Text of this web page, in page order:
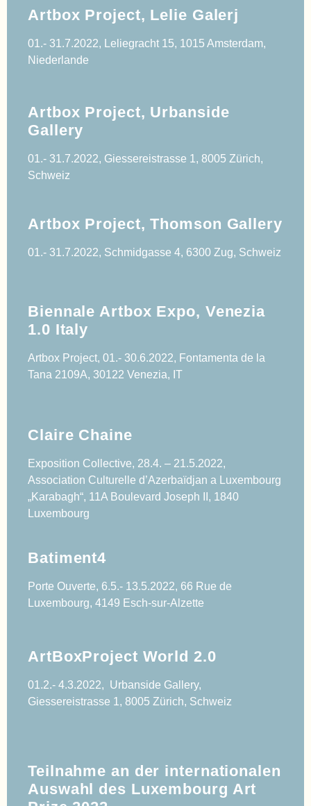
Artbox Project, Lelie Galerj
01.- 31.7.2022, Leliegracht 15, 1015 Amsterdam,
Niederlande
Artbox Project, Urbanside
Gallery
01.- 31.7.2022, Giessereistrasse 1, 8005 Zürich,
Schweiz
Artbox Project, Thomson Gallery
01.- 31.7.2022, Schmidgasse 4, 6300 Zug, Schweiz
Biennale Artbox Expo, Venezia
1.0 Italy
Artbox Project, 01.- 30.6.2022, Fontamenta de la
Tana 2109A, 30122 Venezia, IT
Claire Chaine
Exposition Collective, 28.4. – 21.5.2022,
Association Culturelle d’Azerbaïdjan a Luxembourg
„Karabagh“, 11A Boulevard Joseph II, 1840
Luxembourg
Batiment4
Porte Ouverte, 6.5.- 13.5.2022, 66 Rue de
Luxembourg, 4149 Esch-sur-Alzette
ArtBoxProject World 2.0
01.2.- 4.3.2022, Urbanside Gallery,
Giessereistrasse 1, 8005 Zürich, Schweiz
Teilnahme an der internationalen
Auswahl des Luxembourg Art